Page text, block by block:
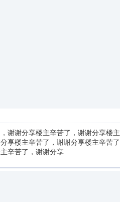
谢谢分享楼主辛苦了，谢谢分享楼
享楼主辛苦了，谢谢分享楼主辛苦
辛苦了，谢谢分享